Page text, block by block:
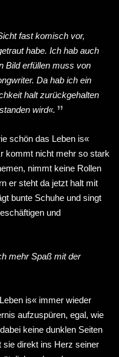
fast komisch vor,
habe. Ich hab auch
Bild erfüllen muss von
Da hab ich ein
halt zurückgehalten
wird«.
schön das Leben is«
kommt nicht mehr so stark
nimmt keine Rollen
er steht da jetzt halt mit
bunte Schuhe und singt
und
mehr Spaß mit der
is« immer wieder
aufzuspüren, egal, wie
keine dunklen Seiten
sie direkt ins Herz seiner